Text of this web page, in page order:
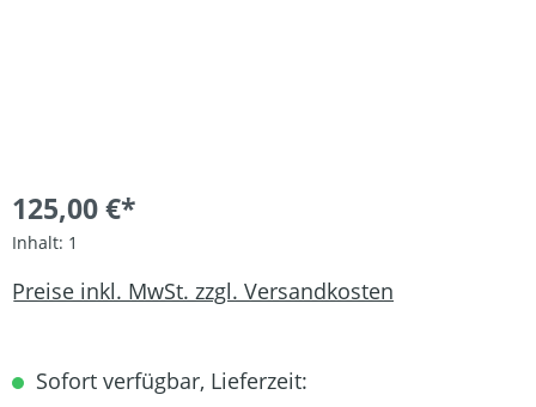
125,00 €*
Inhalt: 1
Preise inkl. MwSt. zzgl. Versandkosten
Sofort verfügbar, Lieferzeit: